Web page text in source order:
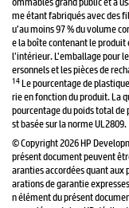
me étant fabriqués avec des
u’au moins 97 % du volume
e la boîte contenant le
l’intérieur. L’emballage pour
ersonnels et les pièces de
14Le pourcentage de
rie en fonction du produit. La
pourcentage du poids total
st basée sur la norme UL2809.
© Copyright 2026 HP
présent document peuvent
aranties accordées quant aux
arations de garantie
n élément du présent